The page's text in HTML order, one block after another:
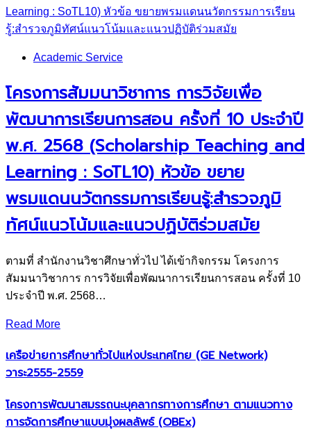
Academic Service
โครงการสัมมนาวิชาการ การวิจัยเพื่อ
พัฒนาการเรียนการสอน ครั้งที่ 10 ประจำปี
พ.ศ. 2568 (Scholarship Teaching and
Learning : SoTL10) หัวข้อ ขยาย
พรมแดนนวัตกรรมการเรียนรู้:สำรวจภูมิ
ทัศน์แนวโน้มและแนวปฏิบัติร่วมสมัย
ตามที่ สำนักงานวิชาศึกษาทั่วไป ได้เข้ากิจกรรม โครงการ
สัมมนาวิชาการ การวิจัยเพื่อพัฒนาการเรียนการสอน ครั้งที่ 10
ประจำปี พ.ศ. 2568…
Read More
เครือข่ายการศึกษาทั่วไปแห่งประเทศไทย (GE Network)​
วาระ2555-2559
โครงการพัฒนาสมรรถนะบุคลากรทางการศึกษา ตามแนวทาง
การจัดการศึกษาแบบมุ่งผลลัพธ์ (OBEx)